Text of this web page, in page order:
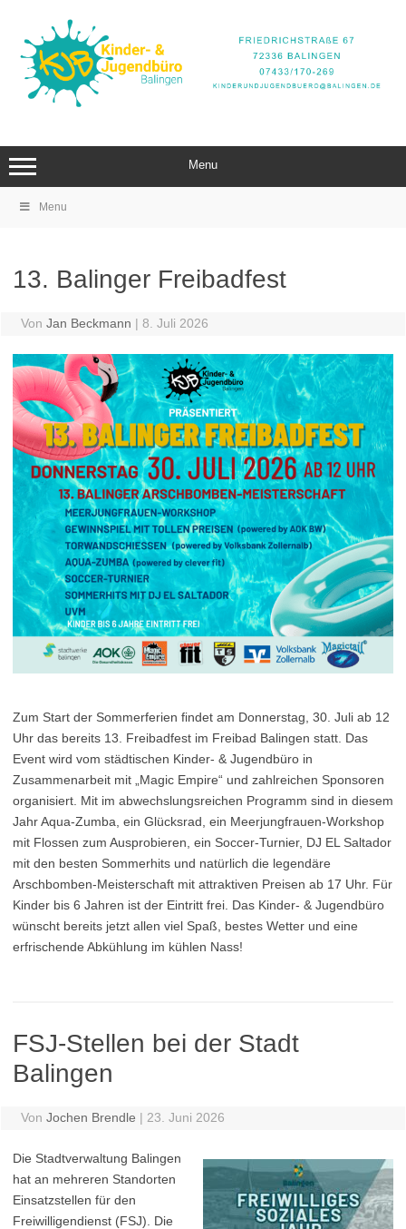
Menu
Menu
13. Balinger Freibadfest
Von Jan Beckmann | 8. Juli 2026
Zum Start der Sommerferien findet am Donnerstag, 30. Juli ab 12
Uhr das bereits 13. Freibadfest im Freibad Balingen statt. Das
Event wird vom städtischen Kinder- & Jugendbüro in
Zusammenarbeit mit „Magic Empire“ und zahlreichen Sponsoren
organisiert. Mit im abwechslungsreichen Programm sind in diesem
Jahr Aqua-Zumba, ein Glücksrad, ein Meerjungfrauen-Workshop
mit Flossen zum Ausprobieren, ein Soccer-Turnier, DJ EL Saltador
mit den besten Sommerhits und natürlich die legendäre
Arschbomben-Meisterschaft mit attraktiven Preisen ab 17 Uhr. Für
Kinder bis 6 Jahren ist der Eintritt frei. Das Kinder- & Jugendbüro
wünscht bereits jetzt allen viel Spaß, bestes Wetter und eine
erfrischende Abkühlung im kühlen Nass!
FSJ-Stellen bei der Stadt
Balingen
Von Jochen Brendle | 23. Juni 2026
Die Stadtverwaltung Balingen
hat an mehreren Standorten
Einsatzstellen für den
Freiwilligendienst (FSJ). Die